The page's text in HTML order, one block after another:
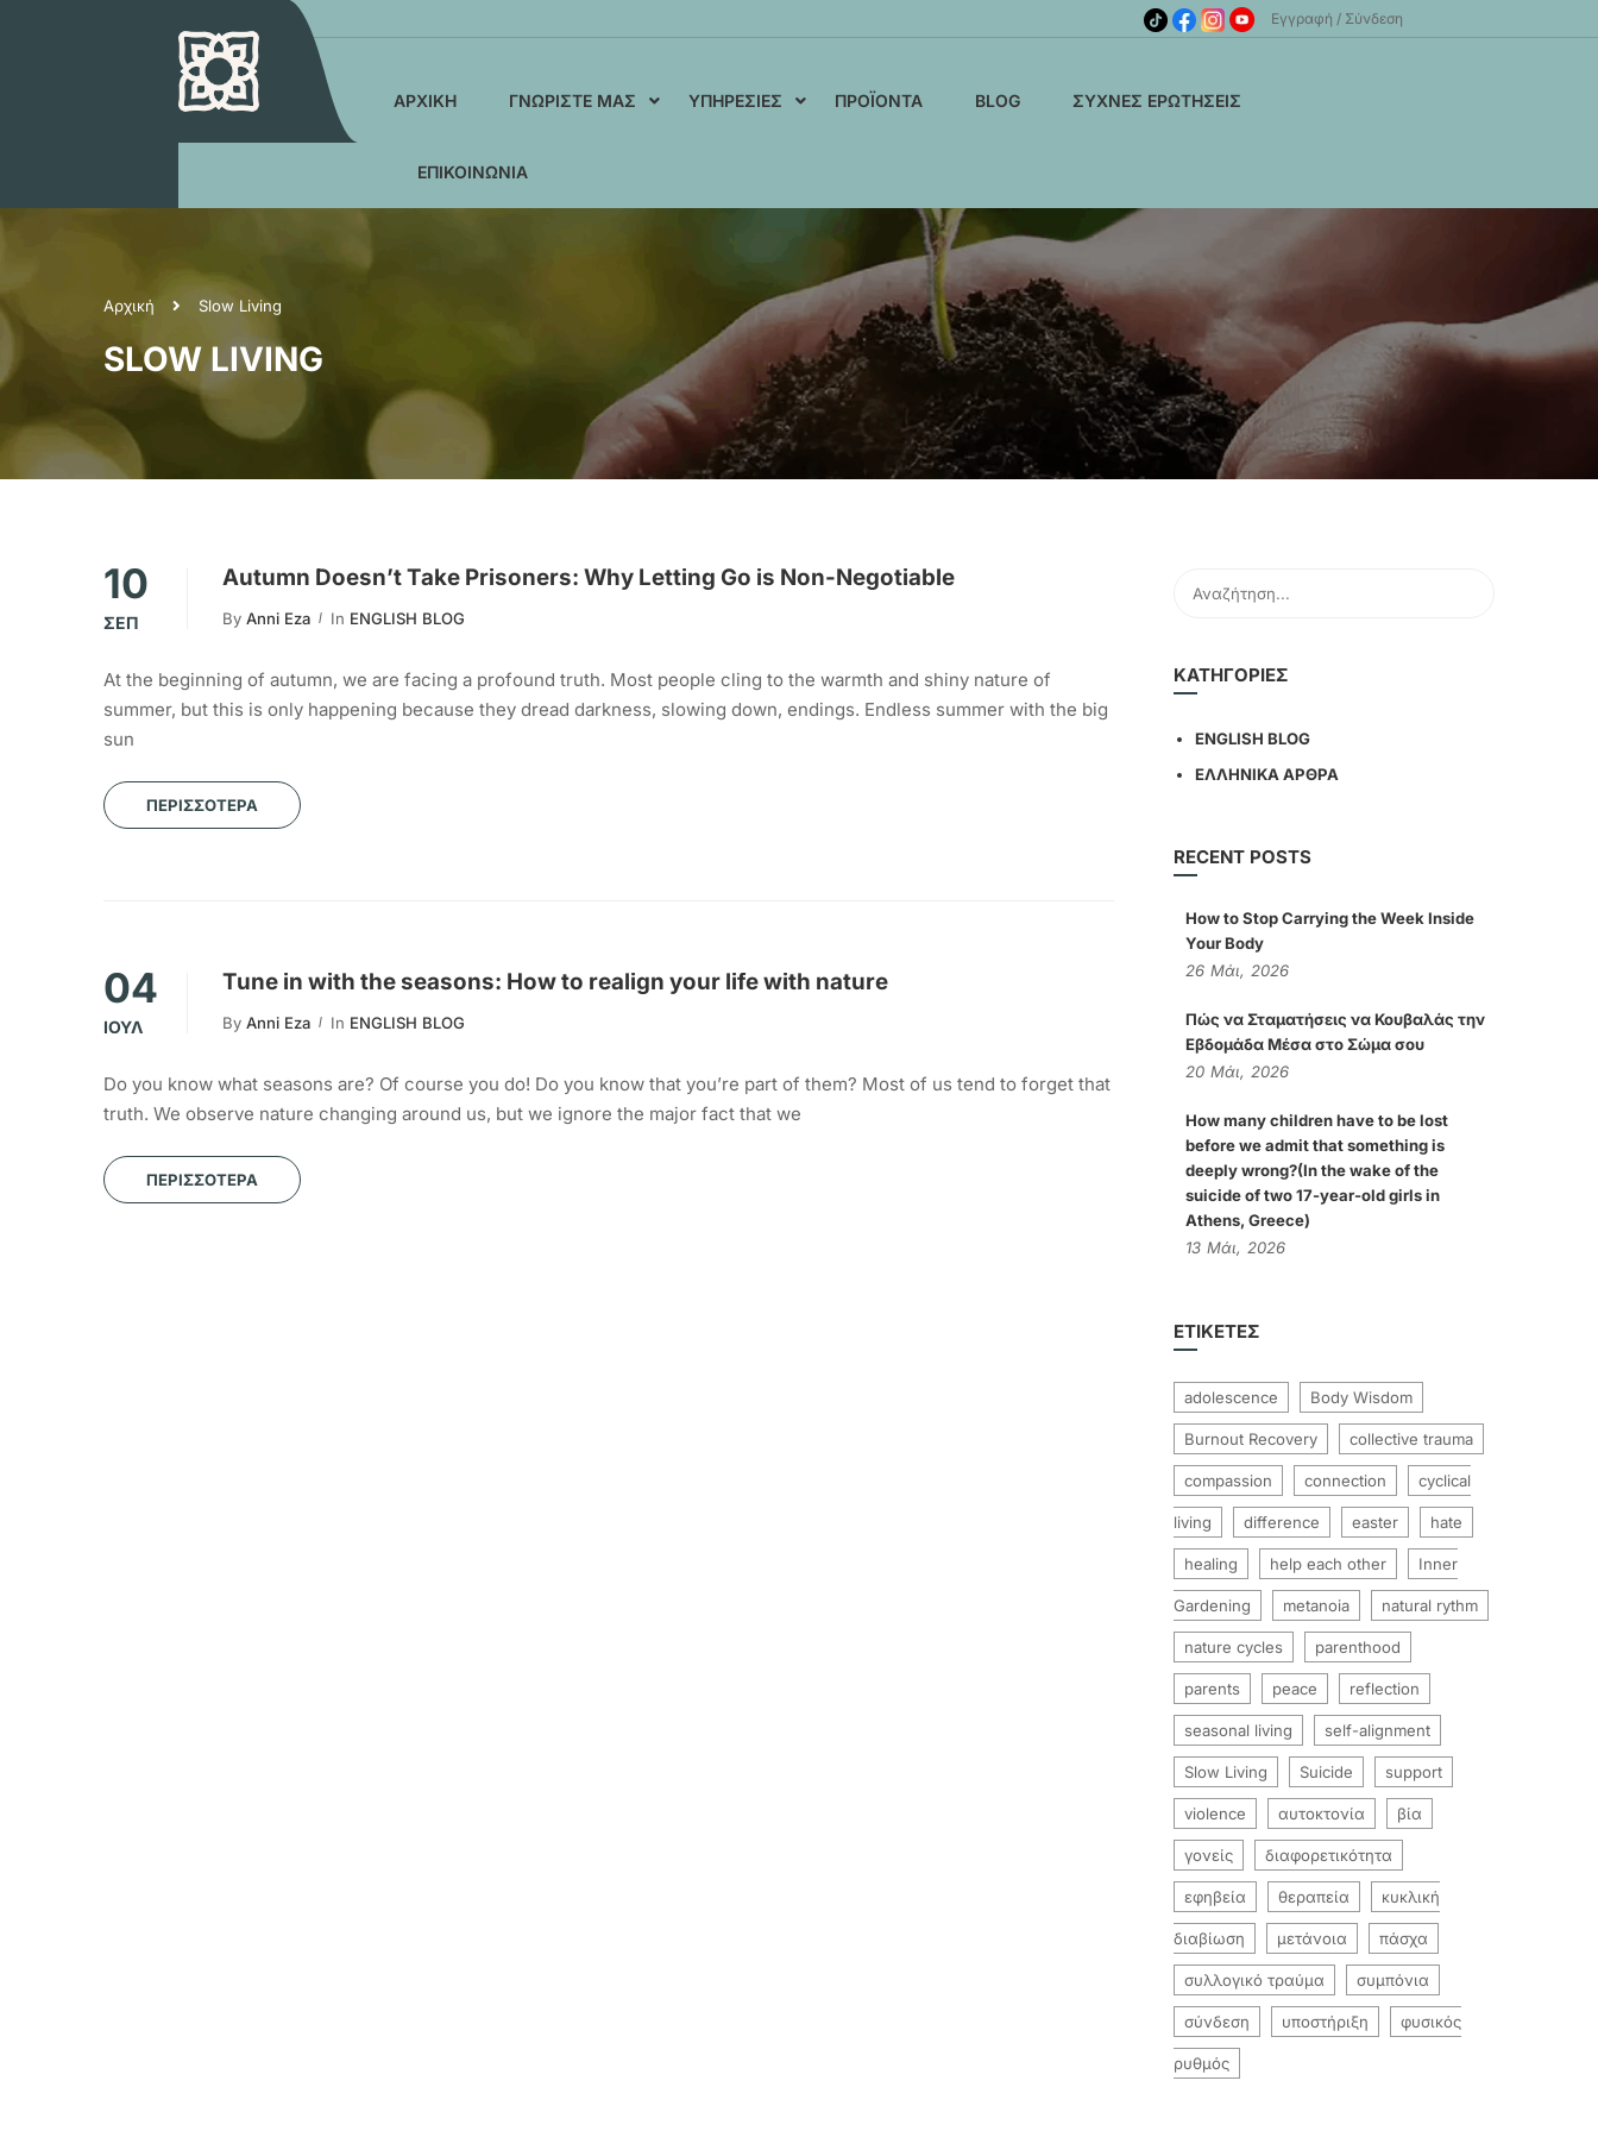
Εγγραφή Σύνδεση
ΑΡΧΙΚΉ ΓΝΩΡΊΣΤΕ ΜΑΣ ΥΠΗΡΕΣΊΕΣ ΠΡΟΪΌΝΤΑ BLOG ΣΥΧΝΈΣ ΕΡΩΤΉΣΕΙΣ
ΕΠΙΚΟΙΝΩΝΊΑ
Αρχική Slow Living
SLOW LIVING
10
ΣΕΠ
Autumn Doesn’t Take Prisoners: Why Letting Go is Non-Negotiable
By Anni Eza In ENGLISH BLOG
At the beginning of autumn, we are facing a profound truth. Most people cling to the warmth and shiny nature of
summer, but this is only happening because they dread darkness, slowing down, endings. Endless summer with the big
sun
ΠΕΡΙΣΣΌΤΕΡΑ
04
ΙΟΎΛ
Tune in with the seasons: How to realign your life with nature
By Anni Eza In ENGLISH BLOG
Do you know what seasons are? Of course you do! Do you know that you’re part of them? Most of us tend to forget that
truth. We observe nature changing around us, but we ignore the major fact that we
ΠΕΡΙΣΣΌΤΕΡΑ
KΑΤΗΓΟΡΊΕΣ
ENGLISH BLOG
ΕΛΛΗΝΙΚΑ ΑΡΘΡΑ
RECENT POSTS
How to Stop Carrying the Week Inside
Your Body
26 Μάι, 2026
Πώς να Σταματήσεις να Κουβαλάς την
Εβδομάδα Μέσα στο Σώμα σου
20 Μάι, 2026
How many children have to be lost
before we admit that something is
deeply wrong?(In the wake of the
suicide of two 17-year-old girls in
Athens, Greece)
13 Μάι, 2026
ΕΤΙΚΈΤΕΣ
adolescence Body Wisdom
Burnout Recovery collective trauma
compassion connection cyclical
living difference easter hate
healing help each other Inner
Gardening metanoia natural rythm
nature cycles parenthood
parents peace reflection
seasonal living self-alignment
Slow Living Suicide support
violence αυτοκτονία βία
γονείς διαφορετικότητα
εφηβεία θεραπεία κυκλική
διαβίωση μετάνοια πάσχα
συλλογικό τραύμα συμπόνια
σύνδεση υποστήριξη φυσικός
ρυθμός